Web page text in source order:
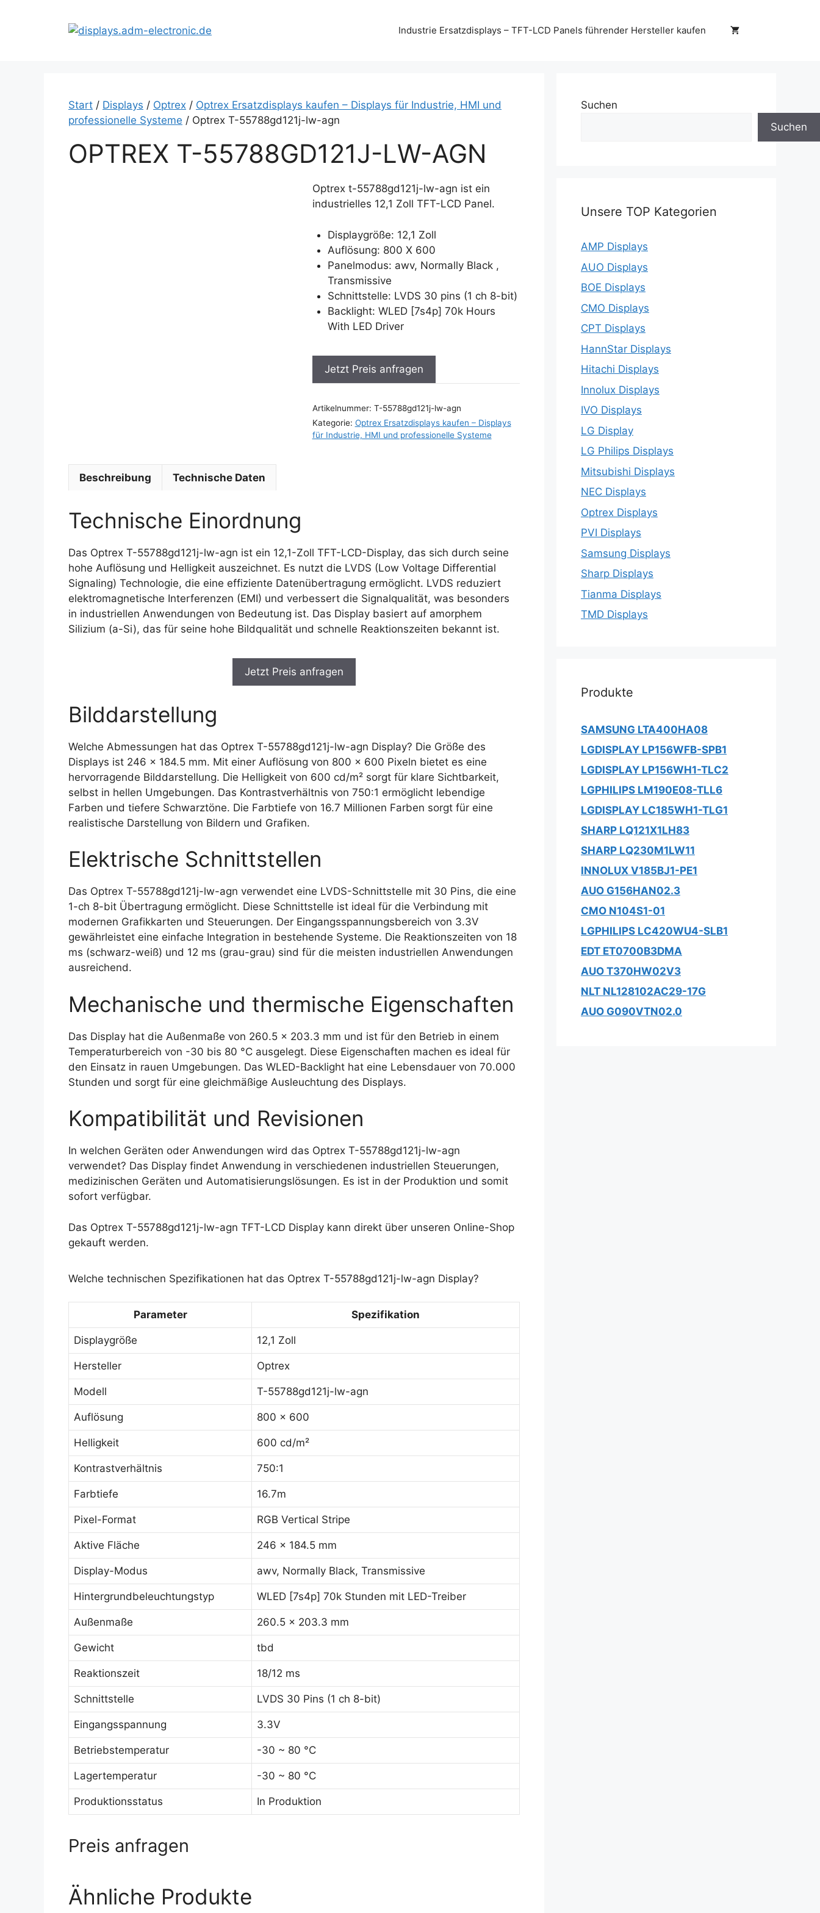
Industrie Ersatzdisplays – TFT-LCD Panels führender Hersteller kaufen
Start / Displays / Optrex / Optrex Ersatzdisplays kaufen – Displays für Industrie, HMI und
professionelle Systeme / Optrex T-55788gd121j-lw-agn
OPTREX T-55788GD121J-LW-AGN
Optrex t-55788gd121j-lw-agn ist ein
industrielles 12,1 Zoll TFT-LCD Panel.
Displaygröße: 12,1 Zoll
Auflösung: 800 X 600
Panelmodus: awv, Normally Black ,
Transmissive
Schnittstelle: LVDS 30 pins (1 ch 8-bit)
Backlight: WLED [7s4p] 70k Hours
With LED Driver
Jetzt Preis anfragen
Artikelnummer: T-55788gd121j-lw-agn
Kategorie: Optrex Ersatzdisplays kaufen – Displays
für Industrie, HMI und professionelle Systeme
Beschreibung Technische Daten
Technische Einordnung
Das Optrex T-55788gd121j-lw-agn ist ein 12,1-Zoll TFT-LCD-Display, das sich durch seine
hohe Auflösung und Helligkeit auszeichnet. Es nutzt die LVDS (Low Voltage Differential
Signaling) Technologie, die eine effiziente Datenübertragung ermöglicht. LVDS reduziert
elektromagnetische Interferenzen (EMI) und verbessert die Signalqualität, was besonders
in industriellen Anwendungen von Bedeutung ist. Das Display basiert auf amorphem
Silizium (a-Si), das für seine hohe Bildqualität und schnelle Reaktionszeiten bekannt ist.
Jetzt Preis anfragen
Bilddarstellung
Welche Abmessungen hat das Optrex T-55788gd121j-lw-agn Display? Die Größe des
Displays ist 246 x 184.5 mm. Mit einer Auflösung von 800 x 600 Pixeln bietet es eine
hervorragende Bilddarstellung. Die Helligkeit von 600 cd/m² sorgt für klare Sichtbarkeit,
selbst in hellen Umgebungen. Das Kontrastverhältnis von 750:1 ermöglicht lebendige
Farben und tiefere Schwarztöne. Die Farbtiefe von 16.7 Millionen Farben sorgt für eine
realistische Darstellung von Bildern und Grafiken.
Elektrische Schnittstellen
Das Optrex T-55788gd121j-lw-agn verwendet eine LVDS-Schnittstelle mit 30 Pins, die eine
1-ch 8-bit Übertragung ermöglicht. Diese Schnittstelle ist ideal für die Verbindung mit
modernen Grafikkarten und Steuerungen. Der Eingangsspannungsbereich von 3.3V
gewährleistet eine einfache Integration in bestehende Systeme. Die Reaktionszeiten von 18
ms (schwarz-weiß) und 12 ms (grau-grau) sind für die meisten industriellen Anwendungen
ausreichend.
Mechanische und thermische Eigenschaften
Das Display hat die Außenmaße von 260.5 x 203.3 mm und ist für den Betrieb in einem
Temperaturbereich von -30 bis 80 °C ausgelegt. Diese Eigenschaften machen es ideal für
den Einsatz in rauen Umgebungen. Das WLED-Backlight hat eine Lebensdauer von 70.000
Stunden und sorgt für eine gleichmäßige Ausleuchtung des Displays.
Kompatibilität und Revisionen
In welchen Geräten oder Anwendungen wird das Optrex T-55788gd121j-lw-agn
verwendet? Das Display findet Anwendung in verschiedenen industriellen Steuerungen,
medizinischen Geräten und Automatisierungslösungen. Es ist in der Produktion und somit
sofort verfügbar.
Das Optrex T-55788gd121j-lw-agn TFT-LCD Display kann direkt über unseren Online-Shop
gekauft werden.
Welche technischen Spezifikationen hat das Optrex T-55788gd121j-lw-agn Display?
Parameter Spezifikation
Displaygröße 12,1 Zoll
Hersteller Optrex
Modell T-55788gd121j-lw-agn
Auflösung 800 x 600
Helligkeit 600 cd/m²
Kontrastverhältnis 750:1
Farbtiefe 16.7m
Pixel-Format RGB Vertical Stripe
Aktive Fläche 246 x 184.5 mm
Display-Modus awv, Normally Black, Transmissive
Hintergrundbeleuchtungstyp WLED [7s4p] 70k Stunden mit LED-Treiber
Außenmaße 260.5 x 203.3 mm
Gewicht tbd
Reaktionszeit 18/12 ms
Schnittstelle LVDS 30 Pins (1 ch 8-bit)
Eingangsspannung 3.3V
Betriebstemperatur -30 ~ 80 °C
Lagertemperatur -30 ~ 80 °C
Produktionsstatus In Produktion
Preis anfragen
Ähnliche Produkte
Suchen
Suchen
Unsere TOP Kategorien
AMP Displays
AUO Displays
BOE Displays
CMO Displays
CPT Displays
HannStar Displays
Hitachi Displays
Innolux Displays
IVO Displays
LG Display
LG Philips Displays
Mitsubishi Displays
NEC Displays
Optrex Displays
PVI Displays
Samsung Displays
Sharp Displays
Tianma Displays
TMD Displays
Produkte
SAMSUNG LTA400HA08
LGDISPLAY LP156WFB-SPB1
LGDISPLAY LP156WH1-TLC2
LGPHILIPS LM190E08-TLL6
LGDISPLAY LC185WH1-TLG1
SHARP LQ121X1LH83
SHARP LQ230M1LW11
INNOLUX V185BJ1-PE1
AUO G156HAN02.3
CMO N104S1-01
LGPHILIPS LC420WU4-SLB1
EDT ET0700B3DMA
AUO T370HW02V3
NLT NL128102AC29-17G
AUO G090VTN02.0